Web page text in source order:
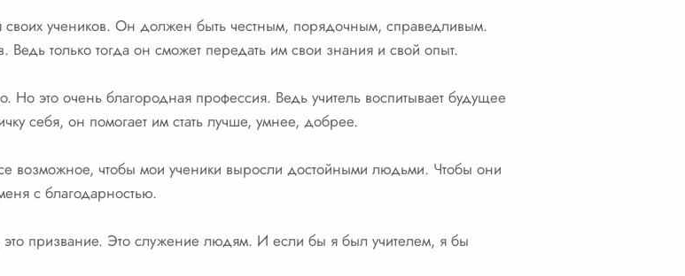
учеников. Он должен быть честным, порядочным, справедливым.
только тогда он сможет передать им свои знания и свой опыт.
это очень благородная профессия. Ведь учитель воспитывает будущее
себя, он помогает им стать лучше, умнее, добрее.
возможное, чтобы мои ученики выросли достойными людьми. Чтобы они
с благодарностью.
призвание. Это служение людям. И если бы я был учителем, я бы